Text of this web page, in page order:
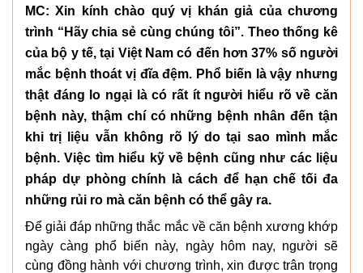
MC: Xin kính chào quý vị khán giả của chương
trình “Hãy chia sẻ cùng chúng tôi”. Theo thống kê
của bộ y tế, tại Việt Nam có đến hơn 37% số người
mắc bệnh thoát vị đĩa đệm. Phổ biến là vậy nhưng
thật đáng lo ngại là có rất ít người hiểu rõ về căn
bệnh này, thậm chí có những bệnh nhân đến tận
khi trị liệu vẫn không rõ lý do tại sao mình mắc
bệnh. Việc tìm hiểu kỹ về bệnh cũng như các liệu
pháp dự phòng chính là cách để hạn chế tối đa
những rủi ro mà căn bệnh có thể gây ra.
Để giải đáp những thắc mắc về căn bệnh xương khớp
ngày càng phổ biến này, ngày hôm nay, người sẽ
cùng đồng hành với chương trình, xin được trân trọng